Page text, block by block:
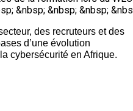
&nbsp; &nbsp; &nbsp;
des recruteurs et des
d’une évolution
cybersécurité en Afrique.